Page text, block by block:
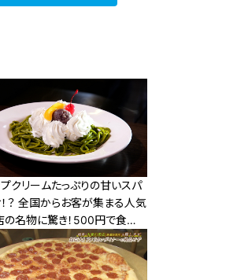
クリームたっぷりの甘いスパ
！？ 全国からお客が集まる人気
の名物に驚き！500円で食べ
バイキング形式の食べ放題モ
グも